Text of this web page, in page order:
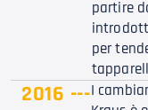
partire
per
2016 ---I